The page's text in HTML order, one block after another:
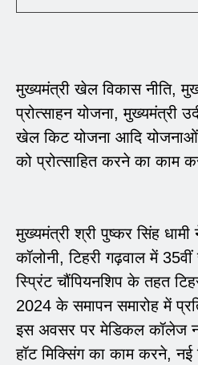
मुख्यमंत्री खेल विकास नीति,
प्रोत्साहन योजना, मुख्यमंत्री
खेल किट योजना आदि योजनाओं
को प्रोत्साहित करने का काम
मुख्यमंत्री श्री पुष्कर सिंह
कॉलोनी, टिहरी गढ़वाल में 35वीं
स्प्रिंट चौंपियनशिप के तहत
2024 के समापन समारोह में
इस अवसर पर मेडिकल कॉलेज
हॉट मिक्सिंग का काम करने, नई